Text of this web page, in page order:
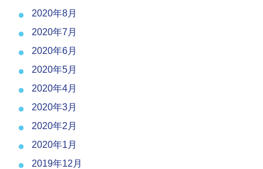
2020年8月
2020年7月
2020年6月
2020年5月
2020年4月
2020年3月
2020年2月
2020年1月
2019年12月